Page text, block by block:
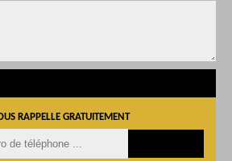
RAPPELLE GRATUITEMENT